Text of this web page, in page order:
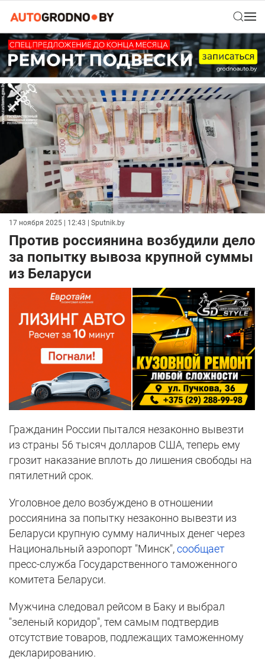
17 ноября 2025 | 12:43 | Sputnik.by
Против россиянина возбудили дело
за попытку вывоза крупной суммы
из Беларуси
Гражданин России пытался незаконно вывезти
из страны 56 тысяч долларов США, теперь ему
грозит наказание вплоть до лишения свободы на
пятилетний срок.
Уголовное дело возбуждено в отношении
россиянина за попытку незаконно вывезти из
Беларуси крупную сумму наличных денег через
Национальный аэропорт "Минск",сообщает
пресс-служба Государственного таможенного
комитета Беларуси.
Мужчина следовал рейсом в Баку и выбрал
"зеленый коридор", тем самым подтвердив
отсутствие товаров, подлежащих таможенному
декларированию.